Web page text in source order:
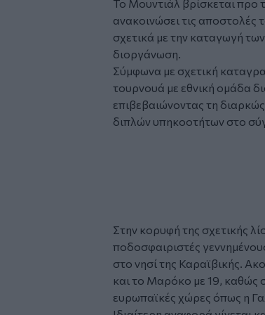
Το Μουντιάλ βρίσκεται προ
ανακοινώσει τις αποστολές
σχετικά με την καταγωγή των
διοργάνωση.
Σύμφωνα με σχετική
τουρνουά με εθνική ομάδα
επιβεβαιώνοντας τη
διπλών υπηκοοτήτων στο
Στην κορυφή της σχετικής
ποδοσφαιριστές
στο νησί της Καραϊβικής.
και το Μαρόκο με 19, καθώς
ευρωπαϊκές χώρες όπως η